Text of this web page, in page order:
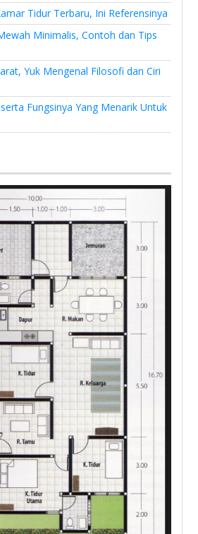
Tidur Terbaru, Ini Referensinya
Minimalis, Contoh dan Tips
Yuk Mengenal Filosofi dan Ciri
Fungsinya Yang Menarik Untuk